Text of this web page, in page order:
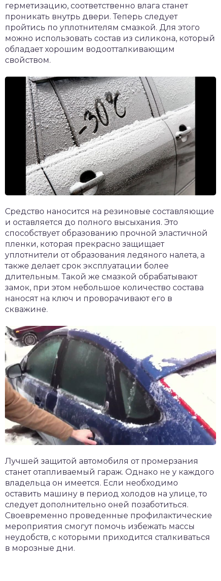
герметизацию, соответственно влага станет
проникать внутрь двери. Теперь следует
пройтись по уплотнителям смазкой. Для этого
можно использовать состав из силикона, который
обладает хорошим водоотталкивающим
свойством.
Средство наносится на резиновые составляющие
и оставляется до полного высыхания. Это
способствует образованию прочной эластичной
пленки, которая прекрасно защищает
уплотнители от образования ледяного налета, а
также делает срок эксплуатации более
длительным. Такой же смазкой обрабатывают
замок, при этом небольшое количество состава
наносят на ключ и проворачивают его в
скважине.
Лучшей защитой автомобиля от промерзания
станет отапливаемый гараж. Однако не у каждого
владельца он имеется. Если необходимо
оставить машину в период холодов на улице, то
следует дополнительно оней позаботиться.
Своевременно проведенные профилактические
мероприятия смогут помочь избежать массы
неудобств, с которыми приходится сталкиваться
в морозные дни.